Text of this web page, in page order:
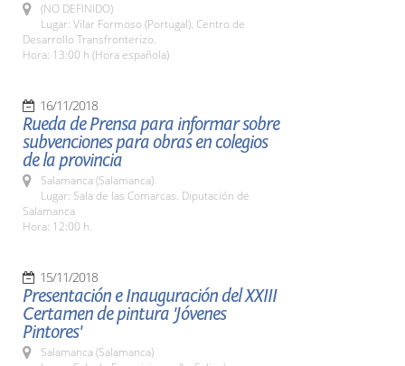
(NO DEFINIDO)
Lugar: Vilar Formoso (Portugal). Centro de
Desarrollo Transfronterizo.
Hora: 13:00 h (Hora española)
16/11/2018
Rueda de Prensa para informar sobre
subvenciones para obras en colegios
de la provincia
Salamanca (Salamanca)
Lugar: Sala de las Comarcas. Diputación de
Salamanca
Hora: 12:00 h.
15/11/2018
Presentación e Inauguración del XXIII
Certamen de pintura 'Jóvenes
Pintores'
Salamanca (Salamanca)